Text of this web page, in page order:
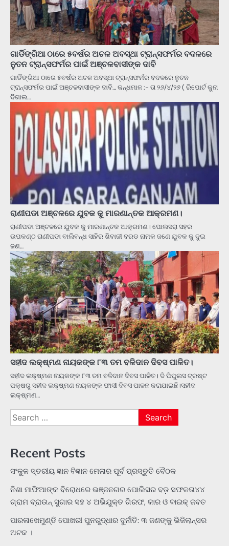
ଗାର୍ଡିଙ୍ଗିଆ ଠାରେ ୫ବର୍ଷର ଅଚଳ ଅବସ୍ଥା ଟ୍ରାନ୍ସଫର୍ମର ବଦଳରେ
ନୁତନ ଟ୍ରାନ୍ସଫର୍ମର ପାଇଁ ଅଞ୍ଚଳବାସୀଙ୍କ ଦାବି
ଗାର୍ଡିଙ୍ଗିଆ ଠାରେ ୫ବର୍ଷର ଅଚଳ ଅବସ୍ଥା ଟ୍ରାନ୍ସଫର୍ମର ବଦଳରେ ନୁତନ
ଟ୍ରାନ୍ସଫର୍ମର ପାଇଁ ଅଞ୍ଚଳବାସୀଙ୍କ ଦାବି… କନ୍ଧମାଳ :- ତା ୨୬/୪/୨୬ ( ରିପୋର୍ଟ କୁନା
ଦିଗାଲ…
ରାଣୀପଡା ଅଞ୍ଚଳରେ ଯୁବକ କୁ ମାରଣାନ୍ତକ ଆକ୍ରମଣ।
ରାଣୀପଡା ଅଞ୍ଚଳରେ ଯୁବକ କୁ ମାରଣାନ୍ତକ ଆକ୍ରମଣ। ପୋଲସରା ସହର
ଉପକଣ୍ଠ ରାଣୀପଡା ବାଲିବନ୍ଧ ସାହିର ଶିବାଜୀ ବରଡ ନାମକ ଜଣେ ଯୁବକ କୁ ଦୁଇ
ଜଣ…
ସହୀଦ ଲକ୍ଷ୍ମଣ ନାୟକଙ୍କ ୮୩ ତମ ବଳିଦାନ ଦିବସ ପାଳିତ।
ସହୀଦ ଲକ୍ଷ୍ମଣ ନାୟକଙ୍କ ୮୩ ତମ ବଳିଦାନ ଦିବସ ପାଳିତ। ଦି ପିପୁଲସ ଟ୍ରଷ୍ଟ
ପକ୍ଷରୁ ସହୀଦ ଲକ୍ଷ୍ମଣ ନାୟକଙ୍କ ଫାସୀ ଦିବସ ପାଳନ କରାଯାଇଛି।ସହୀଦ
ଲକ୍ଷ୍ମଣ…
Search
for:
Recent Posts
ସଂକୁଳ ସ୍ତରୀୟ ଜ୍ଞାନ ବିଜ୍ଞାନ ମେଳାର ପୂର୍ବ ପ୍ରସ୍ତୁତି ବୈଠକ
ନିଶା ମାଫିଆଙ୍କ ବିରୋଧରେ ଭଞ୍ଜନଗର ପୋଲିସର ବଡ଼ ସଫଳତା୪୪
ଗ୍ରାମ ବ୍ରାଉନ୍ ସୁଗାର ସହ ୪ ଅଭିଯୁକ୍ତ ଗିରଫ, କାର ଓ ବାଇକ୍ ଜବତ
ପାରଳାଖେମୁଣ୍ଡି ପୋଖରୀ ପୁନରୁଦ୍ଧାର ଦୁର୍ନୀତି: ୩ ଜଣଙ୍କୁ ଭିଜିଲାନ୍ସର
ଅଟକ ।